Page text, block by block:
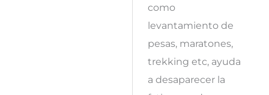
como
levantamiento de
pesas, maratones,
trekking etc, ayuda
a desaparecer la